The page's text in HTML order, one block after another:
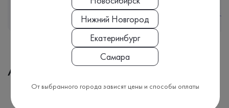
Адреса медицинских офисов
Нижний Новгород
Екатеринбург
Самара
От выбранного города зависят цены и способы оплаты